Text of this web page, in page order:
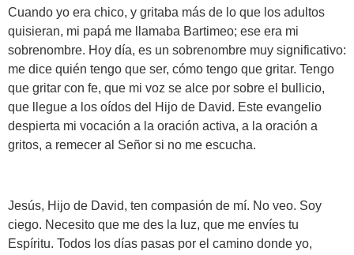
Cuando yo era chico, y gritaba más de lo que los adultos
quisieran, mi papá me llamaba Bartimeo; ese era mi
sobrenombre. Hoy día, es un sobrenombre muy significativo:
me dice quién tengo que ser, cómo tengo que gritar. Tengo
que gritar con fe, que mi voz se alce por sobre el bullicio,
que llegue a los oídos del Hijo de David. Este evangelio
despierta mi vocación a la oración activa, a la oración a
gritos, a remecer al Señor si no me escucha.
Jesús, Hijo de David, ten compasión de mí. No veo. Soy
ciego. Necesito que me des la luz, que me envíes tu
Espíritu. Todos los días pasas por el camino donde yo,